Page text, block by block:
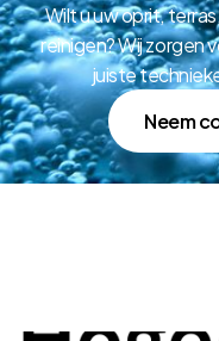
Wilt u uw oprit,
reinigen? Wij zorgen
juiste
Neem